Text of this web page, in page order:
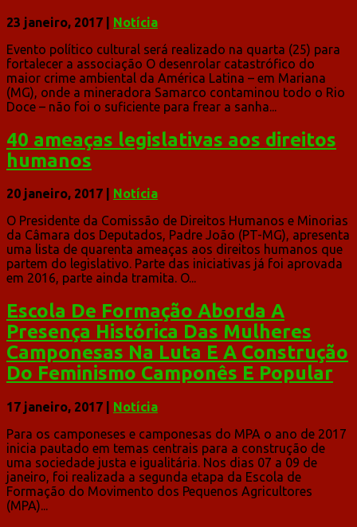
23 janeiro, 2017
Notícia
Evento político cultural será realizado na quarta (25) para
fortalecer a associação O desenrolar catastrófico do
maior crime ambiental da América Latina – em Mariana
(MG), onde a mineradora Samarco contaminou todo o Rio
Doce – não foi o suficiente para frear a sanha...
40 ameaças legislativas aos direitos
humanos
20 janeiro, 2017
Notícia
O Presidente da Comissão de Direitos Humanos e Minorias
da Câmara dos Deputados, Padre João (PT-MG), apresenta
uma lista de quarenta ameaças aos direitos humanos que
partem do legislativo. Parte das iniciativas já foi aprovada
em 2016, parte ainda tramita. O...
Escola De Formação Aborda A
Presença Histórica Das Mulheres
Camponesas Na Luta E A Construção
Do Feminismo Camponês E Popular
17 janeiro, 2017
Notícia
Para os camponeses e camponesas do MPA o ano de 2017
inicia pautado em temas centrais para a construção de
uma sociedade justa e igualitária. Nos dias 07 a 09 de
janeiro, foi realizada a segunda etapa da Escola de
Formação do Movimento dos Pequenos Agricultores
(MPA)...